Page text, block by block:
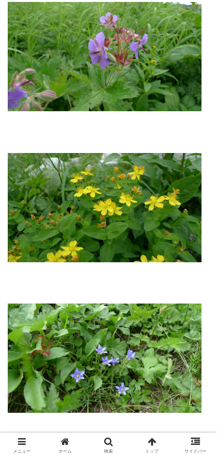
メニュー ホーム 検索 トップ サイドバー